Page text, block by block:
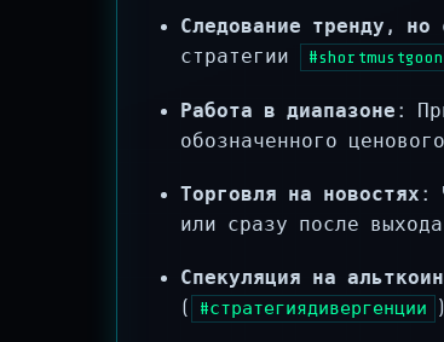
Следование тренду,
стратегии
#shortmustgoon
Работа в диапазоне:
обозначенного
Торговля на новостях:
или сразу после
Спекуляция на
(
#стратегиядивергенции